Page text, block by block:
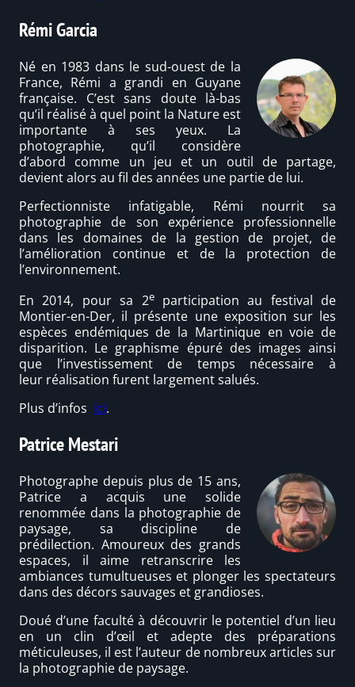
Rémi Garcia
Né en 1983 dans le sud-ouest de la
France, Rémi a grandi en Guyane
française. C’est sans doute là-bas
qu’il réalisé à quel point la Nature est
importante à ses yeux. La
photographie, qu’il considère
d’abord comme un jeu et un outil de partage,
devient alors au fil des années une partie de lui.
Perfectionniste infatigable, Rémi nourrit sa
photographie de son expérience professionnelle
dans les domaines de la gestion de projet, de
l’amélioration continue et de la protection de
l’environnement.
En 2014, pour sa 2eparticipation au festival de
Montier-en-Der, il présente une exposition sur les
espèces endémiques de la Martinique en voie de
disparition. Le graphisme épuré des images ainsi
que l’investissement de temps nécessaire à
leur réalisation furent largement salués.
Plus d’infos ici.
Patrice Mestari
Photographe depuis plus de 15 ans,
Patrice a acquis une solide
renommée dans la photographie de
paysage, sa discipline de
prédilection. Amoureux des grands
espaces, il aime retranscrire les
ambiances tumultueuses et plonger les spectateurs
dans des décors sauvages et grandioses.
Doué d’une faculté à découvrir le potentiel d’un lieu
en un clin d’œil et adepte des préparations
méticuleuses, il est l’auteur de nombreux articles sur
la photographie de paysage.